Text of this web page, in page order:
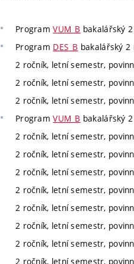
ProgramVUM_B bakalářský
Program DES_B bakalářský
2 ročník, letní semestr,
2 ročník, letní semestr,
2 ročník, letní semestr,
ProgramVUM_B bakalářský
2 ročník, letní semestr,
2 ročník, letní semestr,
2 ročník, letní semestr,
2 ročník, letní semestr,
2 ročník, letní semestr,
2 ročník, letní semestr,
2 ročník, letní semestr,
2 ročník, letní semestr,